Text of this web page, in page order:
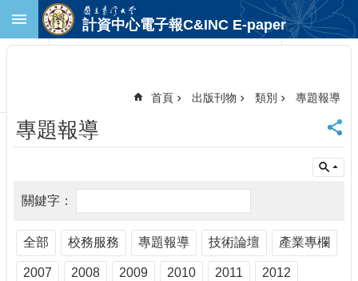
跳到主要內容區塊
首
頁
首
計
中
首
計資中心電子報C&INC E-paper
首頁 出版刊物 類別 專題報導
專題報導
全部 校務服務 專題報導 技術論壇 產業專欄
2007 2008 2009 2010 2011 2012